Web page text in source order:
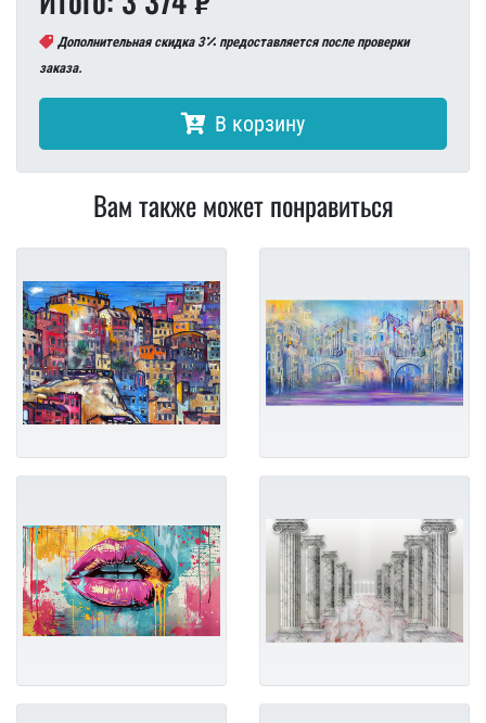
Дополнительная скидка 3
предоставляется после проверки
заказа.
В корзину
Вам также может понравиться